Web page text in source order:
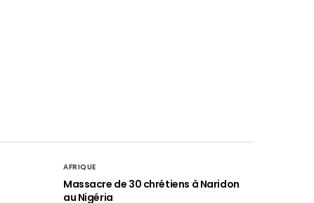
AFRIQUE
Massacre de 30 chrétiens à Naridon
au Nigéria